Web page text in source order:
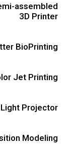
assembled
3D Printer
BioPrinting
Jet Printing
Projector
Modeling